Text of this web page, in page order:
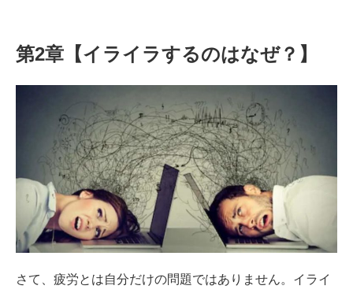
第2章【イライラするのはなぜ？】
さて、疲労とは自分だけの問題ではありません。イライ